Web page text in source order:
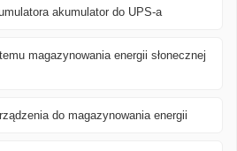
akumulator do UPS-a
magazynowania energii słonecznej
do magazynowania energii